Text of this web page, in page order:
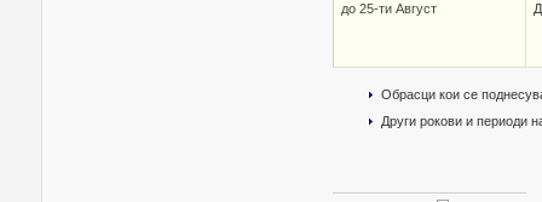
до 25-ти Август
Обрасци кои се
Други рокови и периоди